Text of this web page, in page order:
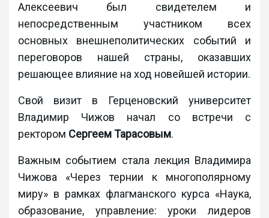
Алексеевич был свидетелем и
непосредственным участником всех
основных внешнеполитических событий и
переговоров нашей страны, оказавших
решающее влияние на ход новейшей истории.
Свой визит в Герценовский университет
Владимир Чижов начал со встречи с
ректором Сергеем Тарасовым.
Важным событием стала лекция Владимира
Чижова «Через тернии к многополярному
миру» в рамках флагманского курса «Наука,
образование, управление: уроки лидеров